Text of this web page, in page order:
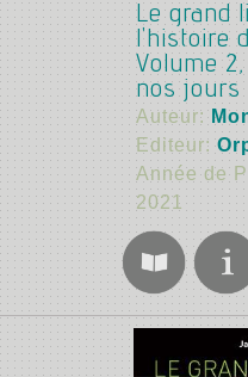
Le grand
l'histoire
Volume
nos jours
Auteur:
Editeur:
Année de
2021